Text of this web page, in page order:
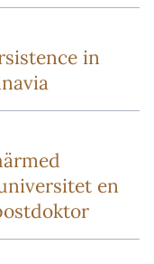
in
en